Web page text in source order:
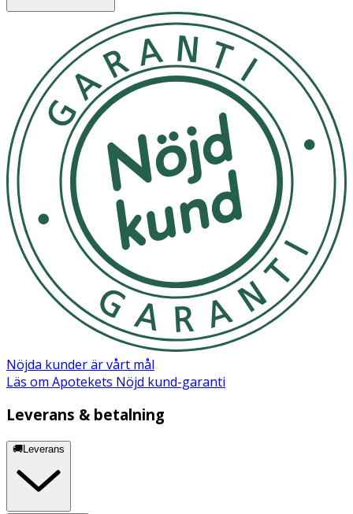
Nöjda kunder är vårt mål
Läs om Apotekets Nöjd kund-garanti
Leverans & betalning
🚚Leverans